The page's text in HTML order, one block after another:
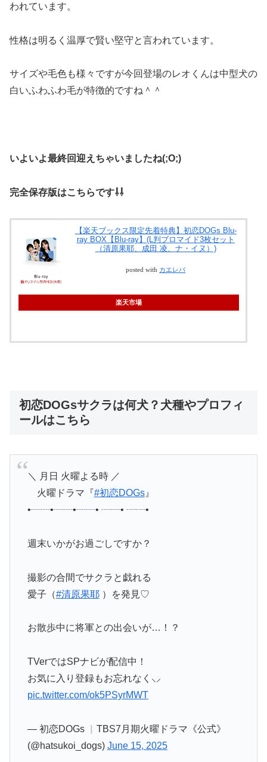
われています。
性格は明るく温厚で賢い堅守と言われています。
サイズや毛色も様々ですが今回登場のレオくんは中型犬の
白いふわふわ毛が特徴的ですね＾＾
いよいよ最終回迎えちゃいましたね(;O;)
完全保存版はこちらです⇩⇩
【楽天ブックス限定先着特典】初恋DOGs Blu-
ray BOX【Blu-ray】(L判ブロマイド3枚セット
（清原果耶、成田 凌、ナ・イヌ）)
posted with カエレバ
楽天市場
初恋DOGsサクラは何犬？犬種やプロフィ
ールはこちら
＼ 月日 火曜よる時 ／
火曜ドラマ『#初恋DOGs』
•┈┈•┈┈•┈┈• ┈┈• ┈┈•
週末いかがお過ごしですか？
撮影の合間でサクラと戯れる
愛子（#清原果耶）を発見♡
お散歩中に将軍との出会いが…！？
TVerではSPナビが配信中！
お気に入り登録もお忘れなく⸜⸝‍
pic.twitter.com/ok5PSyrMWT
— 初恋DOGs ︴TBS7月期火曜ドラマ《公式》
(@hatsukoi_dogs) June 15, 2025